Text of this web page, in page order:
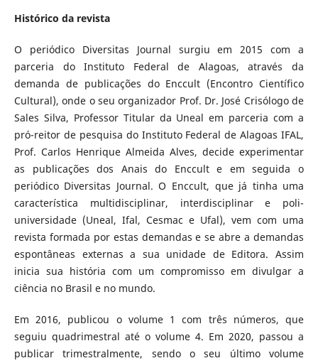
Histórico da revista
O periódico Diversitas Journal surgiu em 2015 com a
parceria do Instituto Federal de Alagoas, através da
demanda de publicações do Enccult (Encontro Científico
Cultural), onde o seu organizador Prof. Dr. José Crisólogo de
Sales Silva, Professor Titular da Uneal em parceria com a
pró-reitor de pesquisa do Instituto Federal de Alagoas IFAL,
Prof. Carlos Henrique Almeida Alves, decide experimentar
as publicações dos Anais do Enccult e em seguida o
periódico Diversitas Journal. O Enccult, que já tinha uma
característica multidisciplinar, interdisciplinar e poli-
universidade (Uneal, Ifal, Cesmac e Ufal), vem com uma
revista formada por estas demandas e se abre a demandas
espontâneas externas a sua unidade de Editora. Assim
inicia sua história com um compromisso em divulgar a
ciência no Brasil e no mundo.
Em 2016, publicou o volume 1 com três números, que
seguiu quadrimestral até o volume 4. Em 2020, passou a
publicar trimestralmente, sendo o seu último volume